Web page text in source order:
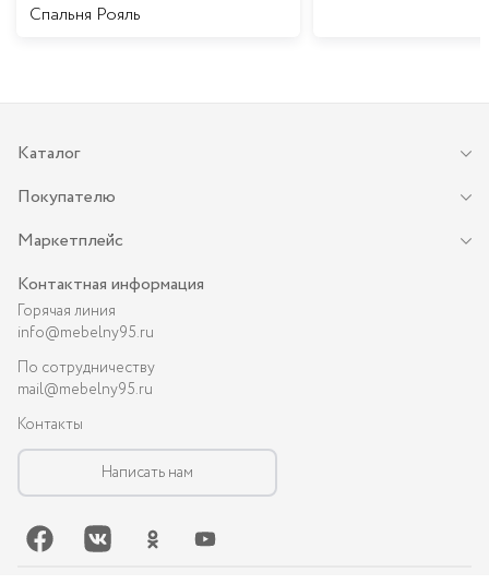
Спальня Рояль
Каталог
Покупателю
Маркетплейс
Контактная информация
Горячая линия
info@mebelny95.ru
По сотрудничеству
mail@mebelny95.ru
Контакты
Написать нам